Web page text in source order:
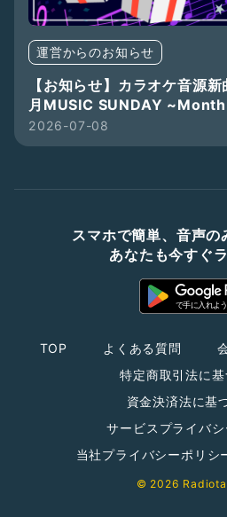
運営からのお知らせ
【お知らせ】カラオケ音源
月MUSIC SUNDAY
2026-07-08
スマホで簡単、音声の
あなたも今すぐ
TOP よくある質問
特定商取引法に
資金決済法に基
サービスプライバ
当社プライバシーポリシ
© 2026